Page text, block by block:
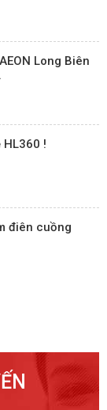
Long Biên
!
điên cuồng